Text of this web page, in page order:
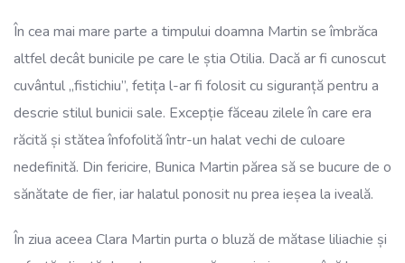
În cea mai mare parte a timpului doamna Martin se îmbrăca
altfel decât bunicile pe care le știa Otilia. Dacă ar fi cunoscut
cuvântul „fistichiu”, fetița l-ar fi folosit cu siguranță pentru a
descrie stilul bunicii sale. Excepție făceau zilele în care era
răcită și stătea înfofolită într-un halat vechi de culoare
nedefinită. Din fericire, Bunica Martin părea să se bucure de o
sănătate de fier, iar halatul ponosit nu prea ieșea la iveală.
În ziua aceea Clara Martin purta o bluză de mătase liliachie și